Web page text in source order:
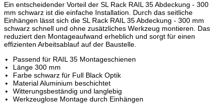
Ein entscheidender Vorteil der SL Rack RAIL 35 Abdeckung - 300
mm schwarz ist die einfache Installation. Durch das seitliche
Einhängen lässt sich die SL Rack RAIL 35 Abdeckung - 300 mm
schwarz schnell und ohne zusätzliches Werkzeug montieren. Das
reduziert den Montageaufwand erheblich und sorgt für einen
effizienten Arbeitsablauf auf der Baustelle.
Passend für RAIL 35 Montageschienen
Länge 300 mm
Farbe schwarz für Full Black Optik
Material Aluminium beschichtet
Witterungsbeständig und langlebig
Werkzeuglose Montage durch Einhängen